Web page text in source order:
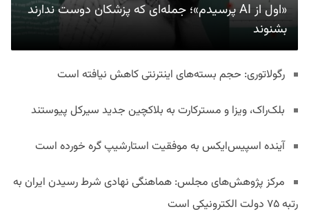
«اول از AI پرسیدم»؛ جمله‌ای که پزشکان دوست ندارند
بشنوند
رگولاتوری: حجم بسته‌های اینترنتی کاهش نیافته است
بلک‌راک، ویزا و مسترکارت به بلاکچین جدید سیرکل پیوستند
آینده اسپیس‌ایکس به موفقیت استارشیپ گره خورده است
مرکز پژوهش‌های مجلس: هماهنگی نهادی شرط رسیدن ایران به
رتبه ۷۵ دولت الکترونیکی است